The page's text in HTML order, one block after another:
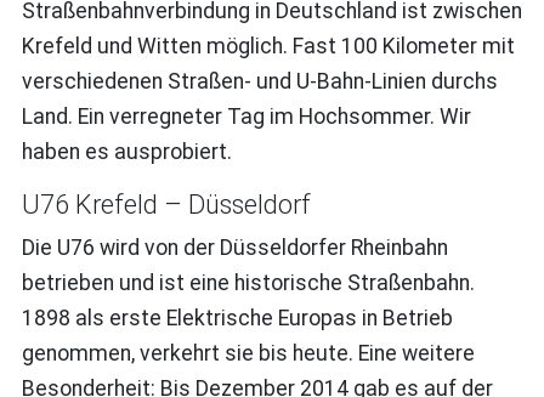
Straßenbahnverbindung in Deutschland ist zwischen
Krefeld und Witten möglich. Fast 100 Kilometer mit
verschiedenen Straßen- und U-Bahn-Linien durchs
Land. Ein verregneter Tag im Hochsommer. Wir
haben es ausprobiert.
U76 Krefeld – Düsseldorf
Die U76 wird von der Düsseldorfer Rheinbahn
betrieben und ist eine historische Straßenbahn.
1898 als erste Elektrische Europas in Betrieb
genommen, verkehrt sie bis heute. Eine weitere
Besonderheit: Bis Dezember 2014 gab es auf der